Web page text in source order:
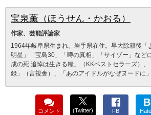
宝泉薫（ほうせん・かおる）
作家、芸能評論家
1964年岐阜県生まれ。岩手県在住。早大除籍後「
明星」「宝島30」「噂の真相」「サイゾー」など
成の死 追悼は生きる糧」（KKベストセラーズ）
録」（言視舎）、「あのアイドルがなぜヌードに
コメント (Twitter) FB